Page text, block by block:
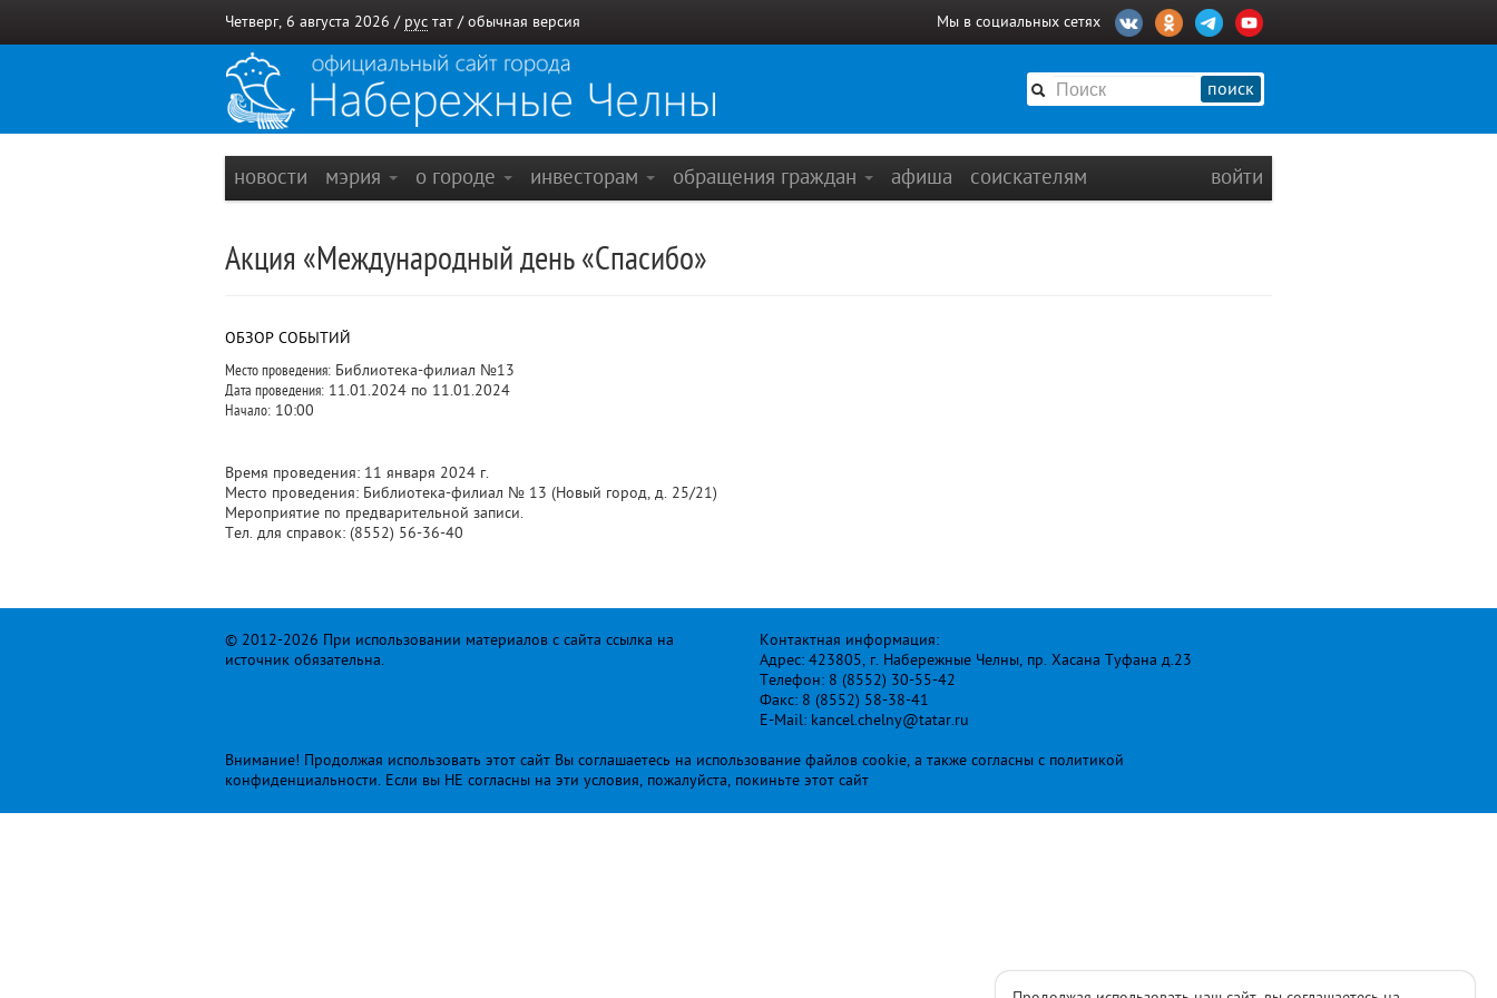
Четверг, 6 августа 2026 / рус тат / обычная версия Мы в социальных сетях
поиск
новости мэрия о городе инвесторам обращения граждан афиша соискателям войти
Акция «Международный день «Спасибо»
ОБЗОР СОБЫТИЙ
Место проведения: Библиотека-филиал №13
Дата проведения: 11.01.2024 по 11.01.2024
Начало: 10:00
Время проведения: 11 января 2024 г.
Место проведения: Библиотека-филиал № 13 (Новый город, д. 25/21)
Мероприятие по предварительной записи.
Тел. для справок: (8552) 56-36-40
© 2012-2026 При использовании материалов с сайта ссылка на
источник обязательна.
Контактная информация:
Адрес: 423805, г. Набережные Челны, пр. Хасана Туфана д.23
Телефон: 8 (8552) 30-55-42
Факс: 8 (8552) 58-38-41
E-Mail: kancel.chelny@tatar.ru
Внимание! Продолжая использовать этот сайт Вы соглашаетесь на использование файлов cookie, а также согласны с политикой
конфиденциальности. Если вы НЕ согласны на эти условия, пожалуйста, покиньте этот сайт